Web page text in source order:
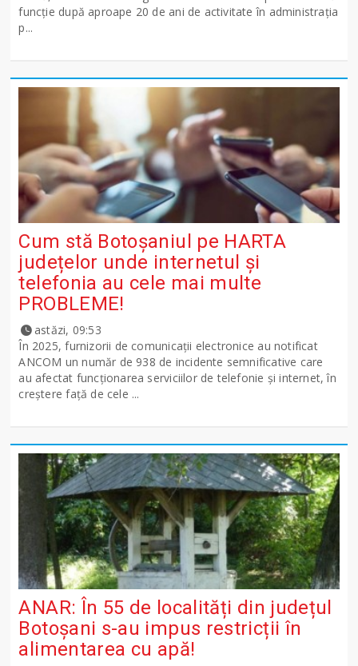
funcție după aproape 20 de ani de activitate în administrația
p...
Cum stă Botoșaniul pe HARTA
județelor unde internetul și
telefonia au cele mai multe
PROBLEME!
astăzi, 09:53
În 2025, furnizorii de comunicații electronice au notificat
ANCOM un număr de 938 de incidente semnificative care
au afectat funcționarea serviciilor de telefonie și internet, în
creștere față de cele ...
ANAR: În 55 de localități din județul
Botoșani s-au impus restricții în
alimentarea cu apă!